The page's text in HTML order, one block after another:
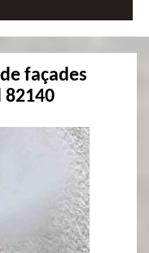
façades
82140